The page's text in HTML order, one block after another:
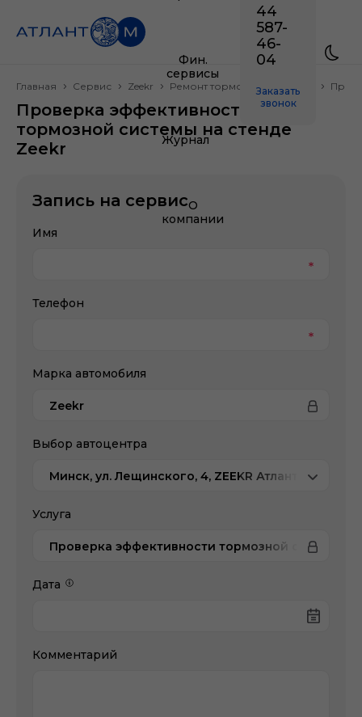
Фин.
сервисы
Журнал
О
компании
44
587-
46-
04
Заказать
звонок
Главная Сервис Zeekr Ремонт тормозной системы
Проверка эффективности
тормозной системы на стенде
Zeekr
Запись на сервис
Имя
Телефон
Марка автомобиля
Zeekr
Выбор автоцентра
Минск, ул. Лещинского, 4, ZEEKR Атлант-М
Услуга
Проверка эффективности тормозной системы
Дата
Комментарий